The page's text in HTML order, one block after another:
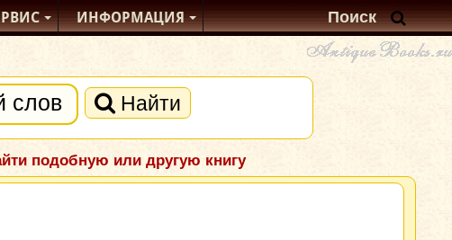
ИНФОРМАЦИЯ
Найти
подобную или другую книгу